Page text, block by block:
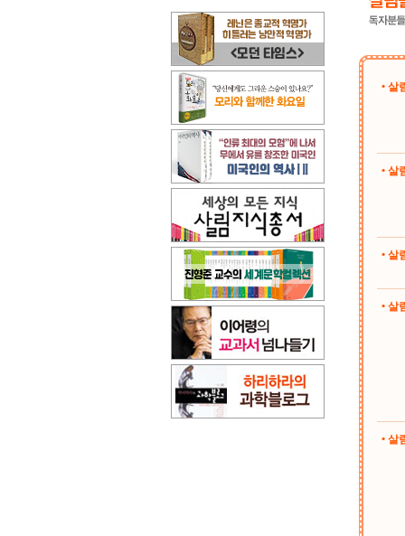
• 살
• 살
• 살
• 살
• 살